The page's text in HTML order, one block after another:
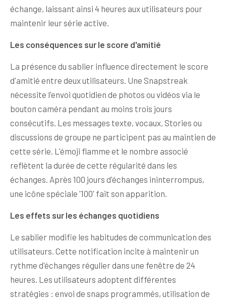
échange, laissant ainsi 4 heures aux utilisateurs pour
maintenir leur série active.
Les conséquences sur le score d'amitié
La présence du sablier influence directement le score
d'amitié entre deux utilisateurs. Une Snapstreak
nécessite l'envoi quotidien de photos ou vidéos via le
bouton caméra pendant au moins trois jours
consécutifs. Les messages texte, vocaux, Stories ou
discussions de groupe ne participent pas au maintien de
cette série. L'émoji flamme et le nombre associé
reflètent la durée de cette régularité dans les
échanges. Après 100 jours d'échanges ininterrompus,
une icône spéciale '100' fait son apparition.
Les effets sur les échanges quotidiens
Le sablier modifie les habitudes de communication des
utilisateurs. Cette notification incite à maintenir un
rythme d'échanges régulier dans une fenêtre de 24
heures. Les utilisateurs adoptent différentes
stratégies : envoi de snaps programmés, utilisation de